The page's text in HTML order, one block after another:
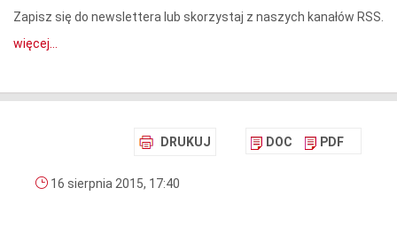
Zapisz się do newslettera lub skorzystaj z naszych kanałów RSS.
więcej...
DRUKUJ DOC PDF
16 sierpnia 2015, 17:40